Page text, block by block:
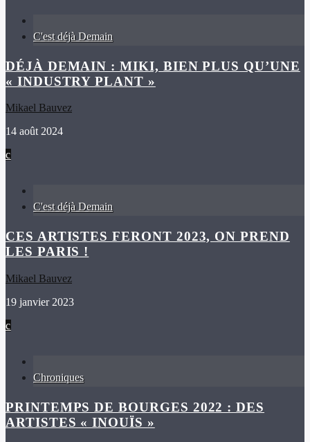
C'est déjà Demain
DÉJÀ DEMAIN : MIKI, BIEN PLUS QU’UNE
« INDUSTRY PLANT »
Mikael Bauvez
14 août 2024
C'est déjà Demain
CES ARTISTES FERONT 2023, ON PREND
LES PARIS !
Mikael Bauvez
19 janvier 2023
Chroniques
PRINTEMPS DE BOURGES 2022 : DES
ARTISTES « INOUÏS »